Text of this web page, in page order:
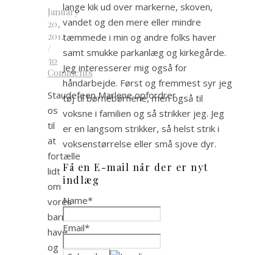
January
20,
2012
/
30
Comments
Staudefeen Marlene opfordrer
os
til
at
fortælle
lidt
om
vores
barndoms
have
og
lange kik ud over markerne, skoven,
vandet og den mere eller mindre
tæmmede i min og andre folks haver
samt smukke parkanlæg og kirkegårde.
Jeg interesserer mig også for
håndarbejde. Først og fremmest syr jeg
tøj til børnebørnene, men også til
voksne i familien og så strikker jeg. Jeg
er en langsom strikker, så helst strik i
voksenstørrelse eller små sjove dyr.
Få en E-mail når der er nyt
indlæg
Name*
Email*